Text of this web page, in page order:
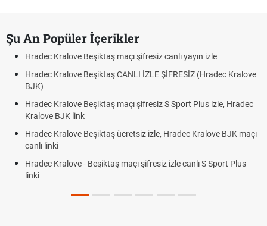
Şu An Popüler İçerikler
Hradec Kralove Beşiktaş maçı şifresiz canlı yayın izle
Hradec Kralove Beşiktaş CANLI İZLE ŞİFRESİZ (Hradec Kralove
BJK)
Hradec Kralove Beşiktaş maçı şifresiz S Sport Plus izle, Hradec
Kralove BJK link
Hradec Kralove Beşiktaş ücretsiz izle, Hradec Kralove BJK maçı
canlı linki
Hradec Kralove - Beşiktaş maçı şifresiz izle canlı S Sport Plus
linki